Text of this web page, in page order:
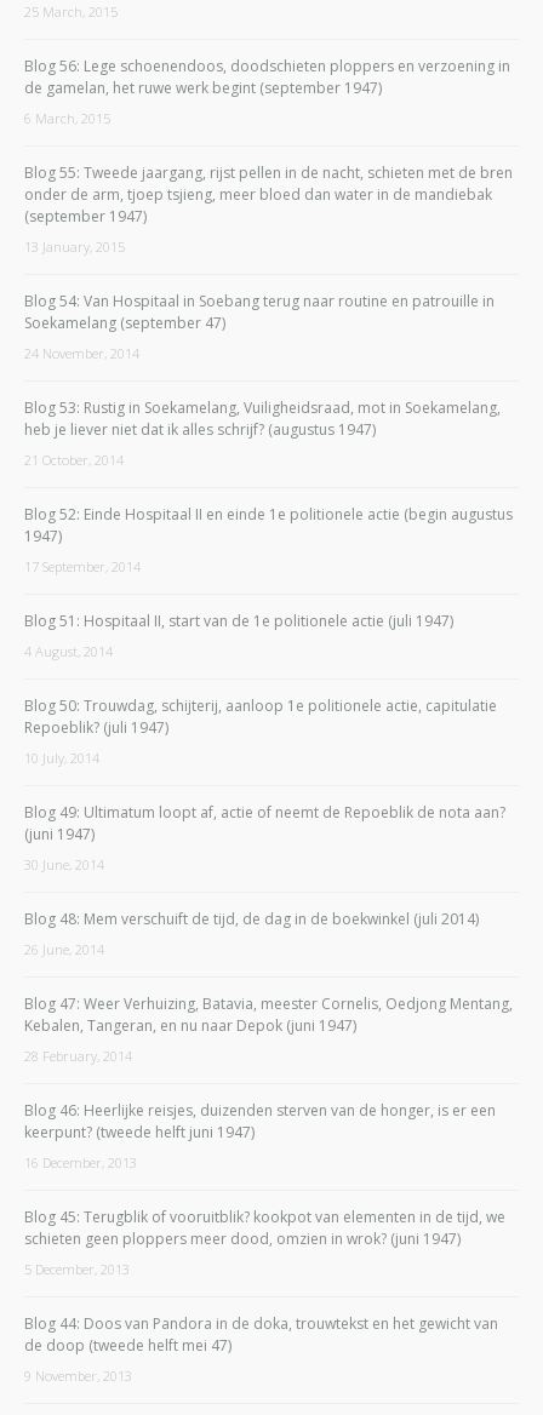
25 March, 2015
Blog 56: Lege schoenendoos, doodschieten ploppers en verzoening in
de gamelan, het ruwe werk begint (september 1947)
6 March, 2015
Blog 55: Tweede jaargang, rijst pellen in de nacht, schieten met de bren
onder de arm, tjoep tsjieng, meer bloed dan water in de mandiebak
(september 1947)
13 January, 2015
Blog 54: Van Hospitaal in Soebang terug naar routine en patrouille in
Soekamelang (september 47)
24 November, 2014
Blog 53: Rustig in Soekamelang, Vuiligheidsraad, mot in Soekamelang,
heb je liever niet dat ik alles schrijf? (augustus 1947)
21 October, 2014
Blog 52: Einde Hospitaal II en einde 1e politionele actie (begin augustus
1947)
17 September, 2014
Blog 51: Hospitaal II, start van de 1e politionele actie (juli 1947)
4 August, 2014
Blog 50: Trouwdag, schijterij, aanloop 1e politionele actie, capitulatie
Repoeblik? (juli 1947)
10 July, 2014
Blog 49: Ultimatum loopt af, actie of neemt de Repoeblik de nota aan?
(juni 1947)
30 June, 2014
Blog 48: Mem verschuift de tijd, de dag in de boekwinkel (juli 2014)
26 June, 2014
Blog 47: Weer Verhuizing, Batavia, meester Cornelis, Oedjong Mentang,
Kebalen, Tangeran, en nu naar Depok (juni 1947)
28 February, 2014
Blog 46: Heerlijke reisjes, duizenden sterven van de honger, is er een
keerpunt? (tweede helft juni 1947)
16 December, 2013
Blog 45: Terugblik of vooruitblik? kookpot van elementen in de tijd, we
schieten geen ploppers meer dood, omzien in wrok? (juni 1947)
5 December, 2013
Blog 44: Doos van Pandora in de doka, trouwtekst en het gewicht van
de doop (tweede helft mei 47)
9 November, 2013